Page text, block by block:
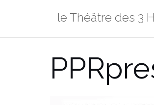
le Théâtre des 3